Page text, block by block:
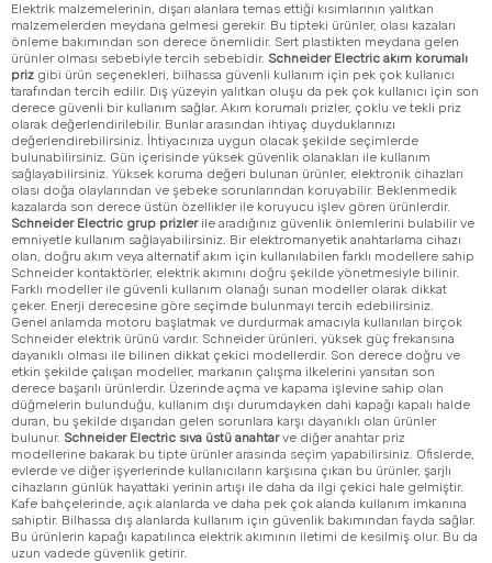
Elektrik malzemelerinin, dışarı alanlara temas ettiği kısımlarının yalıtkan
malzemelerden meydana gelmesi gerekir. Bu tipteki ürünler, olası kazaları
önleme bakımından son derece önemlidir. Sert plastikten meydana gelen
ürünler olması sebebiyle tercih sebebidir. Schneider Electric akım korumalı
priz gibi ürün seçenekleri, bilhassa güvenli kullanım için pek çok kullanıcı
tarafından tercih edilir. Dış yüzeyin yalıtkan oluşu da pek çok kullanıcı için son
derece güvenli bir kullanım sağlar. Akım korumalı prizler, çoklu ve tekli priz
olarak değerlendirilebilir. Bunlar arasından ihtiyaç duyduklarınızı
değerlendirebilirsiniz. İhtiyacınıza uygun olacak şekilde seçimlerde
bulunabilirsiniz. Gün içerisinde yüksek güvenlik olanakları ile kullanım
sağlayabilirsiniz. Yüksek koruma değeri bulunan ürünler, elektronik cihazları
olası doğa olaylarından ve şebeke sorunlarından koruyabilir. Beklenmedik
kazalarda son derece üstün özellikler ile koruyucu işlev gören ürünlerdir.
Schneider Electric grup prizler ile aradığınız güvenlik önlemlerini bulabilir ve
emniyetle kullanım sağlayabilirsiniz. Bir elektromanyetik anahtarlama cihazı
olan, doğru akım veya alternatif akım için kullanılabilen farklı modellere sahip
Schneider kontaktörler, elektrik akımını doğru şekilde yönetmesiyle bilinir.
Farklı modeller ile güvenli kullanım olanağı sunan modeller olarak dikkat
çeker. Enerji derecesine göre seçimde bulunmayı tercih edebilirsiniz.
Genel anlamda motoru başlatmak ve durdurmak amacıyla kullanılan birçok
Schneider elektrik ürünü vardır. Schneider ürünleri, yüksek güç frekansına
dayanıklı olması ile bilinen dikkat çekici modellerdir. Son derece doğru ve
etkin şekilde çalışan modeller, markanın çalışma ilkelerini yansıtan son
derece başarılı ürünlerdir. Üzerinde açma ve kapama işlevine sahip olan
düğmelerin bulunduğu, kullanım dışı durumdayken dahi kapağı kapalı halde
duran, bu şekilde dışarıdan gelen sorunlara karşı dayanıklı olan ürünler
bulunur. Schneider Electric sıva üstü anahtarve diğer anahtar priz
modellerine bakarak bu tipte ürünler arasında seçim yapabilirsiniz. Ofislerde,
evlerde ve diğer işyerlerinde kullanıcıların karşısına çıkan bu ürünler, şarjlı
cihazların günlük hayattaki yerinin artışı ile daha da ilgi çekici hale gelmiştir.
Kafe bahçelerinde, açık alanlarda ve daha pek çok alanda kullanım imkanına
sahiptir. Bilhassa dış alanlarda kullanım için güvenlik bakımından fayda sağlar.
Bu ürünlerin kapağı kapatılınca elektrik akımının iletimi de kesilmiş olur. Bu da
uzun vadede güvenlik getirir.